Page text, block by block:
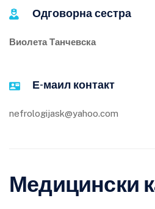
Одговорна сестра
Виолета Танчевска
Е-маил контакт
nefrologijask@yahoo.com
Медицински